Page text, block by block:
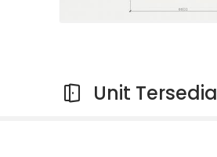
Unit Tersedia